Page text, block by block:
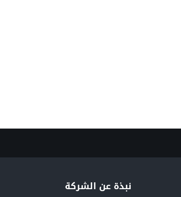
نبذة عن الشركة